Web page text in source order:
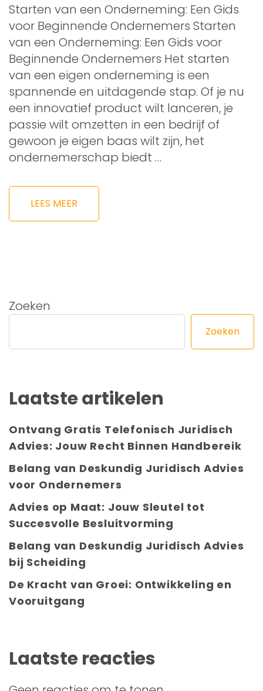
Starten van een Onderneming: Een Gids
voor Beginnende Ondernemers Starten
van een Onderneming: Een Gids voor
Beginnende Ondernemers Het starten
van een eigen onderneming is een
spannende en uitdagende stap. Of je nu
een innovatief product wilt lanceren, je
passie wilt omzetten in een bedrijf of
gewoon je eigen baas wilt zijn, het
ondernemerschap biedt …
LEES MEER
Zoeken
Zoeken
Laatste artikelen
Ontvang Gratis Telefonisch Juridisch
Advies: Jouw Recht Binnen Handbereik
Belang van Deskundig Juridisch Advies
voor Ondernemers
Advies op Maat: Jouw Sleutel tot
Succesvolle Besluitvorming
Belang van Deskundig Juridisch Advies
bij Scheiding
De Kracht van Groei: Ontwikkeling en
Vooruitgang
Laatste reacties